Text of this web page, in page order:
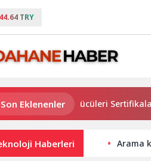
44.64 TRY
Son EklenenlerYüzücüleri Sertifikalarını Aldı
Haberleri Arama